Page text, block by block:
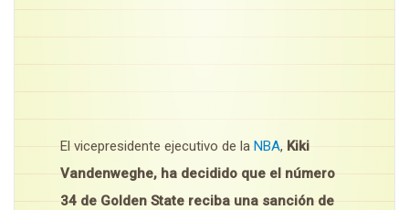
El vicepresidente ejecutivo de la NBA, Kiki
Vandenweghe, ha decidido que el número
34 de Golden State reciba una sanción de